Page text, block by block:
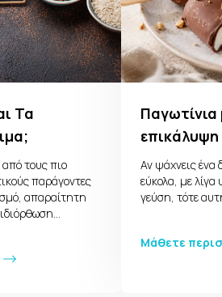
Τα
τους πιο
παράγοντες
απαραίτητη
Αν ψάχνεις ένα
εύκολα, με λίγα
γεύση, τότε
Μάθετε